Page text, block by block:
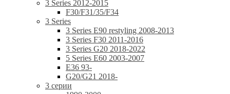
3 Series 2012-2015
F30/F31/35/F34
3 Series
3 Series E90 restyling 2008-2013
3 Series F30 2011-2016
3 Series G20 2018-2022
5 Series E60 2003-2007
E36 93-
G20/G21 2018-
3 серии